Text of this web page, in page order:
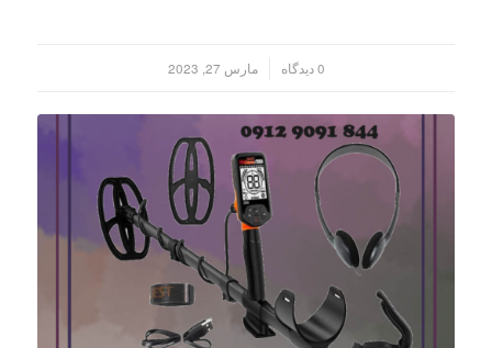
0 دیدگاه مارس 27, 2023